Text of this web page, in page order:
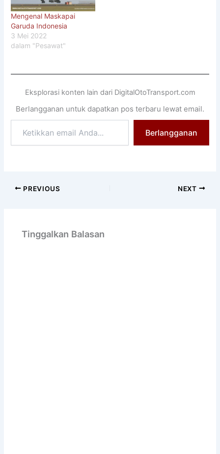
Mengenal Maskapai
Garuda Indonesia
3 Mei 2022
dalam "Pesawat"
Eksplorasi konten lain dari DigitalOtoTransport.com
Berlangganan untuk dapatkan pos terbaru lewat email.
email
Anda...
Berlangganan
PREVIOUS NEXT
Tinggalkan Balasan